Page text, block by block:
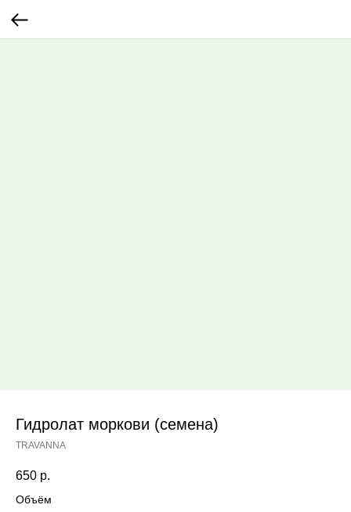
Гидролат моркови (семена)
TRAVANNA
650 р.
Объём